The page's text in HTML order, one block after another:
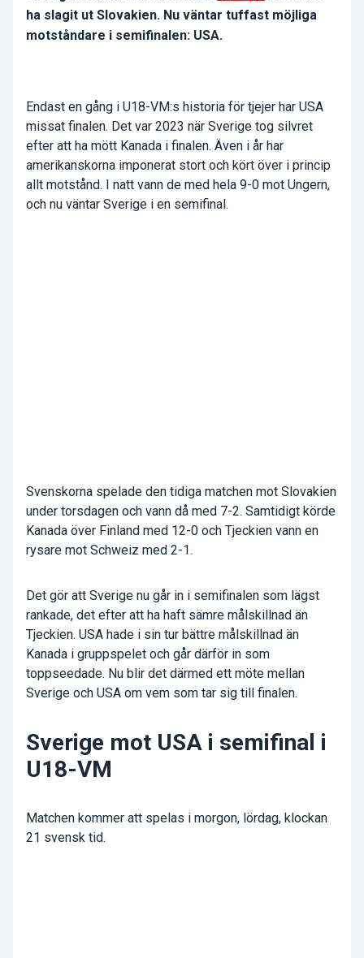
ha slagit ut Slovakien. Nu väntar tuffast möjliga
motståndare i semifinalen: USA.
Endast en gång i U18-VM:s historia för tjejer har USA
missat finalen. Det var 2023 när Sverige tog silvret
efter att ha mött Kanada i finalen. Även i år har
amerikanskorna imponerat stort och kört över i princip
allt motstånd. I natt vann de med hela 9-0 mot Ungern,
och nu väntar Sverige i en semifinal.
Svenskorna spelade den tidiga matchen mot Slovakien
under torsdagen och vann då med 7-2. Samtidigt körde
Kanada över Finland med 12-0 och Tjeckien vann en
rysare mot Schweiz med 2-1.
Det gör att Sverige nu går in i semifinalen som lägst
rankade, det efter att ha haft sämre målskillnad än
Tjeckien. USA hade i sin tur bättre målskillnad än
Kanada i gruppspelet och går därför in som
toppseedade. Nu blir det därmed ett möte mellan
Sverige och USA om vem som tar sig till finalen.
Sverige mot USA i semifinal i
U18-VM
Matchen kommer att spelas i morgon, lördag, klockan
21 svensk tid.